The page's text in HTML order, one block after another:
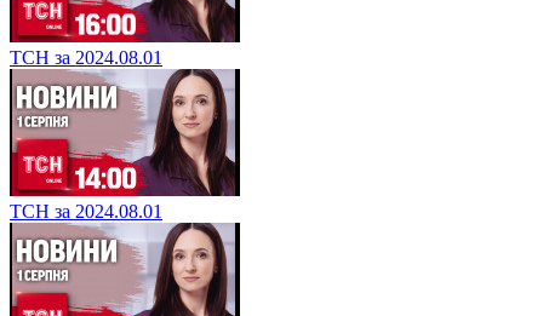
ТСН за 2024.08.01
ТСН за 2024.08.01